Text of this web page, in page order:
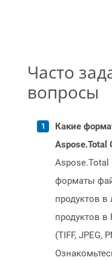
Часто
вопросы
Какие
Aspose.Total
Aspose.Total
форматы
продуктов в
продуктов в
(TIFF, JPEG,